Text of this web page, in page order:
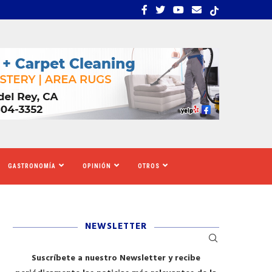
CALIFORNIA AUMENTARÁ EL SALARIO MÍNIMO​REDADAS DE ICE
GASTRONOMÍA OPINIÓN OTROS
NEWSLETTER
Suscríbete a nuestro Newsletter y recibe